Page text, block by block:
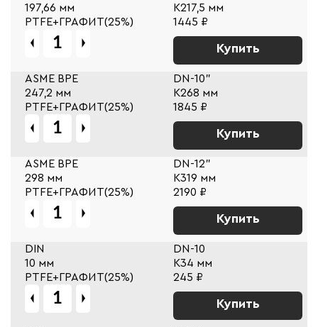
197,66 мм
К217,5 мм
PTFE+ГРАФИТ(25%)
1445 ₽
Купить
ASME BPE
DN-10"
247,2 мм
К268 мм
PTFE+ГРАФИТ(25%)
1845 ₽
Купить
ASME BPE
DN-12"
298 мм
К319 мм
PTFE+ГРАФИТ(25%)
2190 ₽
Купить
DIN
DN-10
10 мм
К34 мм
PTFE+ГРАФИТ(25%)
245 ₽
Купить